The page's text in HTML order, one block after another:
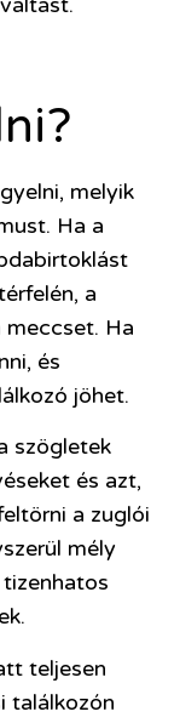
melyik
Ha a
a
meccset. Ha
és
jöhet.
szögletek
és azt,
a zuglói
mély
teljesen
találkozón